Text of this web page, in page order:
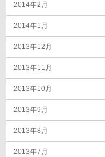
2014年2月
2014年1月
2013年12月
2013年11月
2013年10月
2013年9月
2013年8月
2013年7月